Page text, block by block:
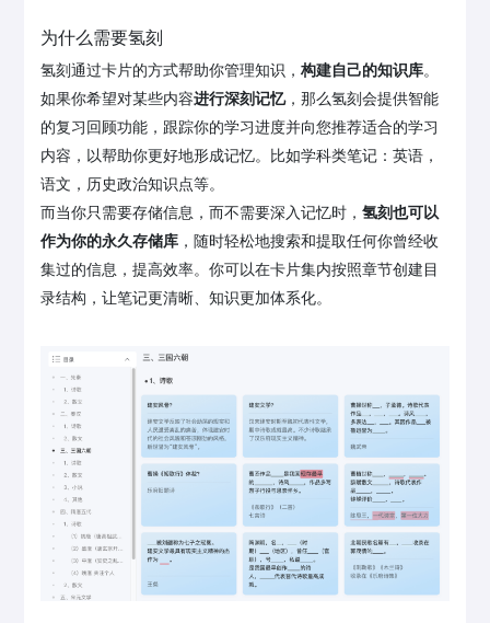
为什么需要氢刻
氢刻通过卡片的方式帮助你管理知识，构建自己的知识库。
如果你希望对某些内容进行深刻记忆，那么氢刻会提供智能
的复习回顾功能，跟踪你的学习进度并向您推荐适合的学习
内容，以帮助你更好地形成记忆。比如学科类笔记：英语，
语文，历史政治知识点等。
而当你只需要存储信息，而不需要深入记忆时，氢刻也可以
作为你的永久存储库 ，随时轻松地搜索和提取任何你曾经收
集过的信息，提高效率。你可以在卡片集内按照章节创建目
录结构，让笔记更清晰、知识更加体系化。